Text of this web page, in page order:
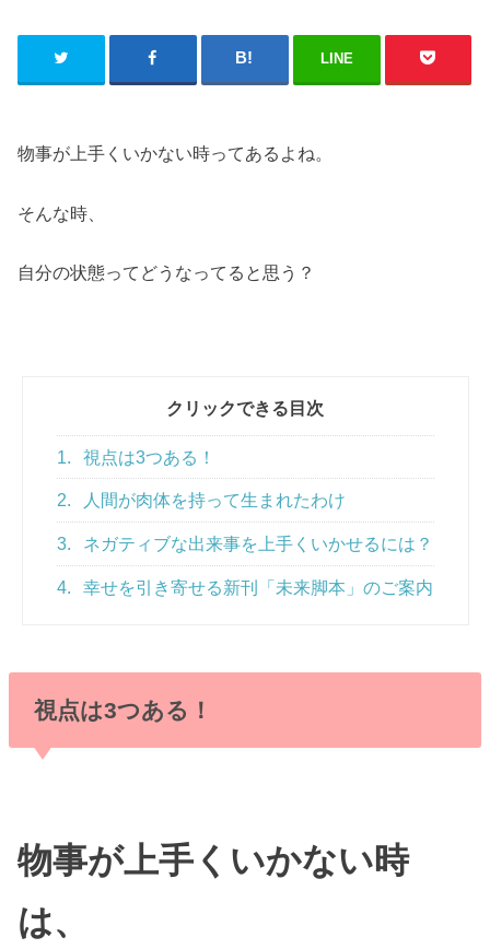
LINE
物事が上手くいかない時ってあるよね。
そんな時、
自分の状態ってどうなってると思う？
クリックできる目次
1. 視点は3つある！
2. 人間が肉体を持って生まれたわけ
3. ネガティブな出来事を上手くいかせるには？
4. 幸せを引き寄せる新刊「未来脚本」のご案内
視点は3つある！
物事が上手くいかない時
は、